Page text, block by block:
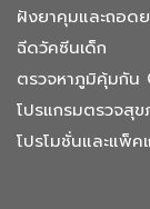
ฝังยาคุมและถอด
ฉีดวัคซีนเด็ก
ตรวจหาภูมิคุ้มกัน
โปรแกรมตรวจสุ
โปรโมชั่นและแพ็ค